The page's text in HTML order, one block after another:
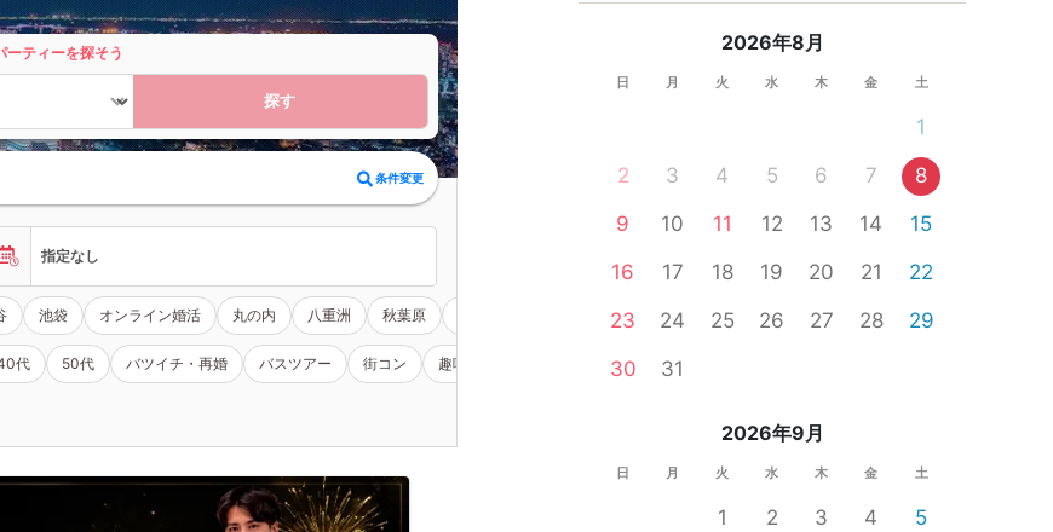
ーティーを探そう
探す
条件変更
指定なし
池袋 オンライン婚活 丸の内 八重洲 秋葉原 北千住 新橋 表参道 町田 日本橋
代 50代 バツイチ・再婚 バスツアー 街コン 趣味コン 女性無料 婚活セミナー
2026年8月
日 月 火 水 木 金 土
1
2
3 4 5 6 7
8
9
10 11 12 13 14
15
16
17 18 19 20 21
22
23
24 25 26 27 28
29
30
31
2026年9月
日 月 火 水 木 金 土
1 2 3 4
5